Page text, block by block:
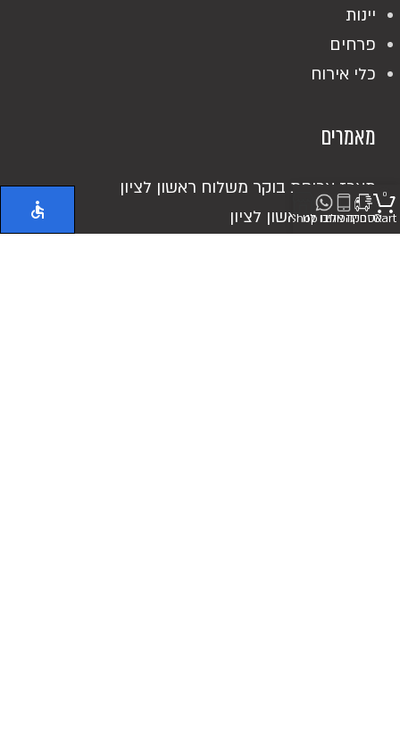
מאמרים
מארז ארוחת בוקר משלוח ראשון לציון
אוכל מוכן ראשון לציון
יינות
פרחים
כלי אירוח
0
Cartאספקה
חייגו אלינו
כיתבו לנוShop